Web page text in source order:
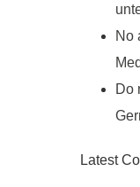
No
Do
Latest